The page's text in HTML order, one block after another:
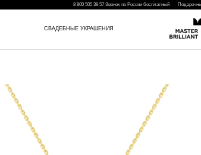
8 800 505 38 57Звонок по России бесплатный
СВАДЕБНЫЕ УКРАШЕНИЯ